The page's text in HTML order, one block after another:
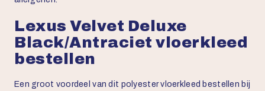
Lexus Velvet Deluxe
Black/Antraciet vloerkleed
bestellen
Een groot voordeel van dit polyester vloerkleed bestellen bij